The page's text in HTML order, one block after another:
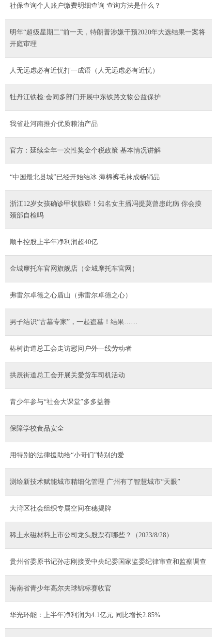
社保查询个人账户缴费明细查询 查询方法是什么？
明年“超级星期二”前一天，特朗普涉嫌干预2020年大选结果一案将
开庭审理
人无远虑必有近忧打一成语（人无远虑必有近忧）
牡丹江铁检:会同多部门开展中东铁路文物公益保护
我省赴河南推介优质粮油产品
官方：延续全年一次性奖金个税政策 基本情况讲解
“中国最北县城”已经开始结冰 薄棉裤毛袜成畅销品
浙江12岁女孩确诊甲状腺癌！知名女主播冯提莫曾患此病 你会摸
颈部自检吗
顺丰控股上半年净利润超40亿
金城摩托车官网旗舰店（金城摩托车官网）
弗雷尔卓德之心盾山（弗雷尔卓德之心）
男子结识“古墓专家”，一起盗墓！结果……
椿树街道总工会走访慰问户外一线劳动者
拱辰街道总工会开展关爱货车司机活动
青少年参与“社会大课堂”多多益善
保障学校食品安全
用特别的法律援助给“小哥们”特别的爱
测绘新技术赋能城市精细化管理 广州有了智慧城市“天眼”
大湾区社会组织专属空间在穗揭牌
稀土永磁材料上市公司龙头股票有哪些？（2023/8/28）
贵州省委原书记孙志刚接受中央纪委国家监委纪律审查和监察调查
海南省青少年高尔夫球锦标赛收官
华光环能：上半年净利润为4.1亿元 同比增长2.85%